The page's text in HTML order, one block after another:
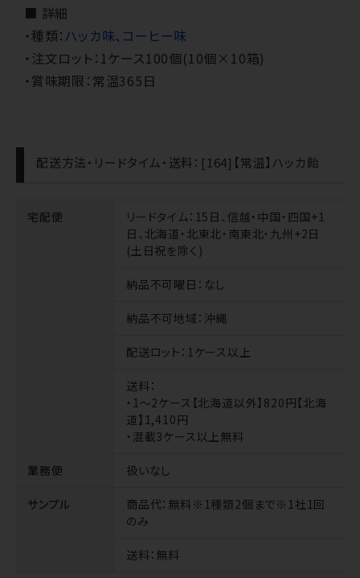
■ 詳細
・種類： ハッカ味、 コーヒー味
・注文ロット：1ケース100個(10個×10箱)
・賞味期限：常温365日
配送方法・リードタイム・送料：[164]【常温】ハッカ飴
宅配便 リードタイム：15日、信越・中国・四国+1
日、北海道・北東北・南東北・九州+2日
(土日祝を除く)
納品不可曜日 ：なし
納品不可地域 ：沖縄
配送ロット ：1ケース以上
送料：
・1～2ケース【北海道以外】820円【北海
道】1,410円
・混載3ケース以上無料
業務便 扱いなし
サンプル 商品代：無料※1種類2個まで※1社1回
のみ
送料：無料